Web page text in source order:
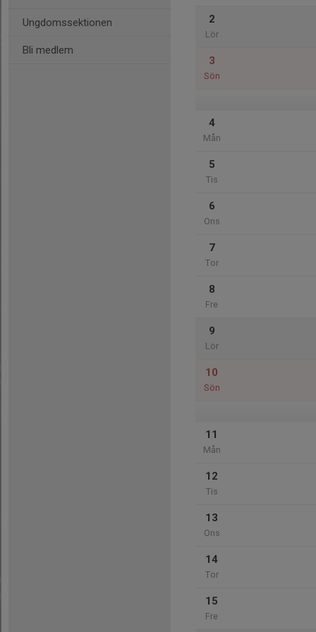
Ungdomssektionen
Bli medlem
2
Lör
3
Sön
4
Mån
5
Tis
6
Ons
7
Tor
8
Fre
9
Lör
10
Sön
11
Mån
12
Tis
13
Ons
14
Tor
15
Fre